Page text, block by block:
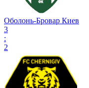
Оболонь-Бровар Киев
3
:
2